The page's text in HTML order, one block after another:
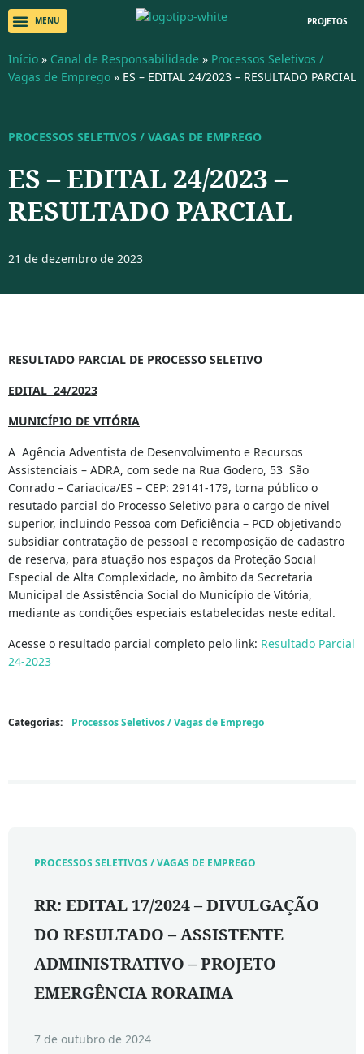
PROJETOS
Início » Canal de Responsabilidade » Processos Seletivos /
Vagas de Emprego » ES – EDITAL 24/2023 – RESULTADO PARCIAL
PROCESSOS SELETIVOS / VAGAS DE EMPREGO
ES – EDITAL 24/2023 –
RESULTADO PARCIAL
21 de dezembro de 2023
RESULTADO PARCIAL DE PROCESSO SELETIVO
EDITAL 24/2023
MUNICÍPIO DE VITÓRIA
A Agência Adventista de Desenvolvimento e Recursos
Assistenciais – ADRA, com sede na Rua Godero, 53 São
Conrado – Cariacica/ES – CEP: 29141-179, torna público o
resutado parcial do Processo Seletivo para o cargo de nivel
superior, incluindo Pessoa com Deficiência – PCD objetivando
subsidiar contratação de pessoal e recomposição de cadastro
de reserva, para atuação nos espaços da Proteção Social
Especial de Alta Complexidade, no âmbito da Secretaria
Municipal de Assistência Social do Município de Vitória,
mediante as condições especiais estabelecidas neste edital.
Acesse o resultado parcial completo pelo link: Resultado Parcial
24-2023
Categorias: Processos Seletivos / Vagas de Emprego
PROCESSOS SELETIVOS / VAGAS DE EMPREGO
RR: EDITAL 17/2024 – DIVULGAÇÃO
DO RESULTADO – ASSISTENTE
ADMINISTRATIVO – PROJETO
EMERGÊNCIA RORAIMA
7 de outubro de 2024